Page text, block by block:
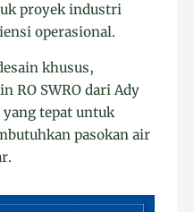
proyek industri
operasional.
khusus,
RO SWRO dari Ady
tepat untuk
pasokan air